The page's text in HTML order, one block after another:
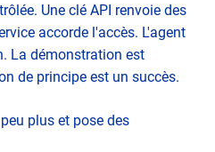
Une clé API renvoie des
accorde l'accès. L'agent
La démonstration est
de principe est un succès.
plus et pose des